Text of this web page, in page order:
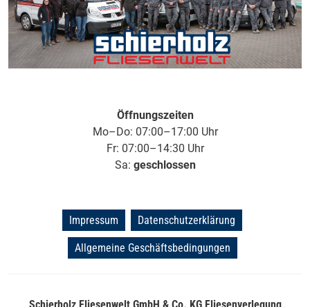
Öffnungszeiten
Mo–Do: 07:00–17:00 Uhr
Fr: 07:00–14:30 Uhr
Sa: geschlossen
Impressum Datenschutzerklärung
Allgemeine Geschäftsbedingungen